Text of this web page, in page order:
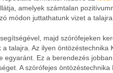
amelyek számtalan
módon juttathatunk vizet a talajra.
majd szórófejeken
talajra. Az ilyen öntözéstechnika
Ez a berendezés
A szórófejes öntözéstechnika